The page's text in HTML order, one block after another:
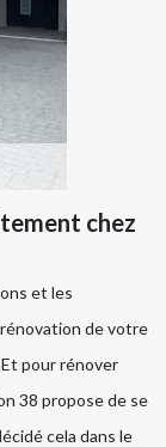
chez
et les
de votre
Et pour rénover
38 propose de se
cela dans le